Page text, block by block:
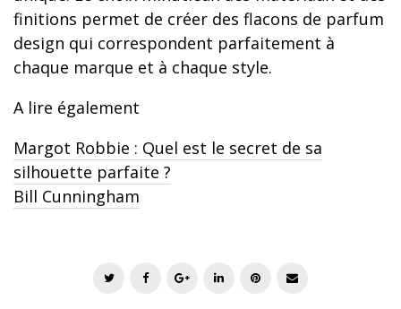
finitions permet de créer des flacons de parfum
design qui correspondent parfaitement à
chaque marque et à chaque style.
A lire également
Margot Robbie : Quel est le secret de sa
silhouette parfaite ?
Bill Cunningham